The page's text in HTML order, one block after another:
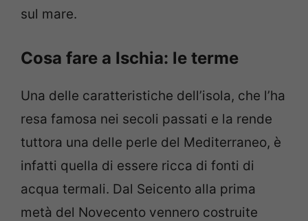
sul mare.
Cosa fare a Ischia: le terme
Una delle caratteristiche dell’isola, che l’ha
resa famosa nei secoli passati e la rende
tuttora una delle perle del Mediterraneo, è
infatti quella di essere ricca di fonti di
acqua termali. Dal Seicento alla prima
metà del Novecento vennero costruite